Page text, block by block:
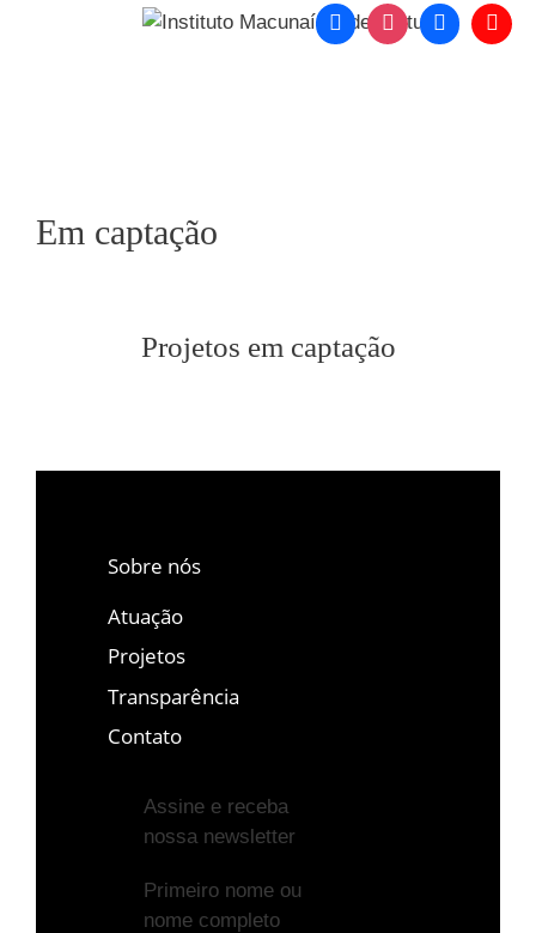
Em captação
Projetos em captação
Sobre nós
Atuação
Projetos
Transparência
Contato
Assine e receba
nossa newsletter
Primeiro nome ou
nome completo